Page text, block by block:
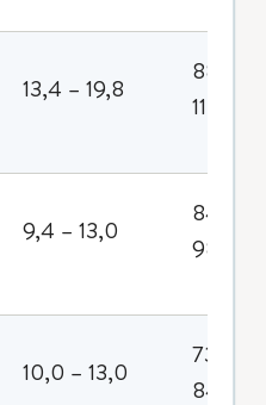
13,4 – 19,8
88 -
110
9,4 – 13,0
84 -
98
10,0 – 13,0
73 -
84